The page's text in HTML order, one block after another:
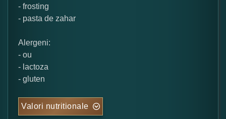
- frosting
- pasta de zahar
Alergeni:
- ou
- lactoza
- gluten
Valori nutritionale